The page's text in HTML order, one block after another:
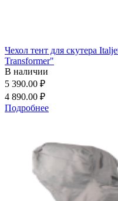
Чехол тент для скутера
Transformer"
В наличии
5 390.00 ₽
4 890.00 ₽
Подробнее